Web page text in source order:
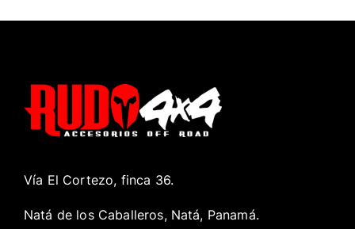
Vía El Cortezo, finca 36.
Natá de los Caballeros, Natá, Panamá.